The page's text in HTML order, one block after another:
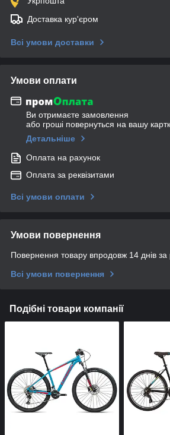
Доставка кур'єром
Всі умови доставки
Умови оплати
Ви отримаєте замовлення
або гроші повернуться на вашу
Детальніше
Оплата на рахунок
Оплата за реквізитами
Всі умови оплати
Умови повернення
Повернення товару впродовж 14 днів за
Всі умови повернення
Подібні товари компанії